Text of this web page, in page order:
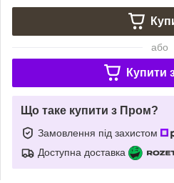
або
Купити
Що таке купити з Пром?
Замовлення під захистом
Доступна доставка